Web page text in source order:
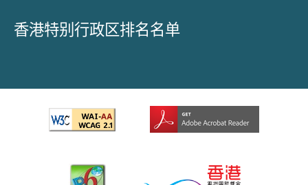
香港特别行政区排名名单